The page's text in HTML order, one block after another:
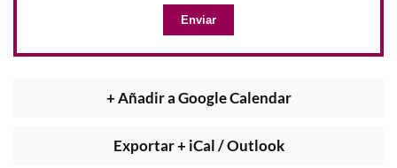
Enviar
+ Añadir a Google Calendar
Exportar + iCal / Outlook